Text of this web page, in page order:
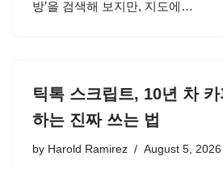
방’을 검색해 보지만, 지도에…
틱톡 스크립트, 10년 차
하는 진짜 쓰는 법
by Harold Ramirez August 5, 2026